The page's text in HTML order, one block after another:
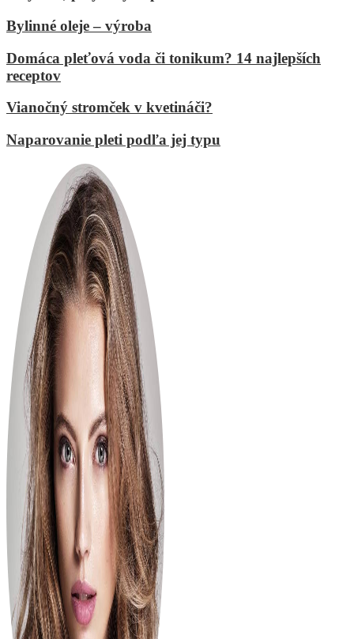
Bylinné oleje – výroba
Domáca pleťová voda či tonikum? 14 najlepších
receptov
Vianočný stromček v kvetináči?
Naparovanie pleti podľa jej typu